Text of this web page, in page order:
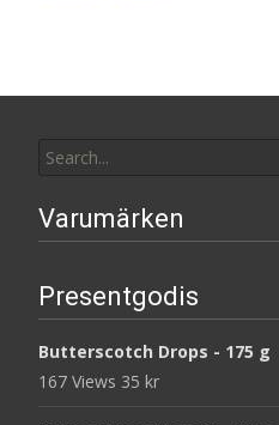
for:
Varumärken
Presentgodis
Butterscotch Drops - 175 g
167 Views 35 kr